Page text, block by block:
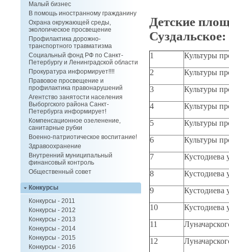
Малый бизнес
В помощь иностранному гражданину
Охрана окружающей среды,
экологическое просвещение
Профилактика дорожно-
транспортного травматизма
Социальный фонд РФ по Санкт-
Петербургу и Ленинградской области
Прокуратура информирует!!!!
Правовое просвещение и
профилактика правонарушений
Агентство занятости населения
Выборгского района Санкт-
Петербурга информирует!
Компенсационное озеленение,
санитарные рубки
Военно-патриотическое воспитание!
Здравоохранение
Внутренний муниципальный
финансовый контроль
Общественный совет
Конкурсы
Конкурсы - 2011
Конкурсы - 2012
Конкурсы - 2013
Конкурсы - 2014
Конкурсы - 2015
Конкурсы - 2016
Детские
Суздальское:
1
Культуры
2
Культуры
3
Культуры
4
Культуры
5
Культуры
6
Культуры
7
Кустодиева
8
Кустодиева
9
Кустодиева
10
Кустодиева
11
12